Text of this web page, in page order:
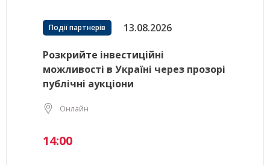
Події партнерів 13.08.2026
Розкрийте інвестиційні
можливості в Україні через прозорі
публічні аукціони
Онлайн
14:00